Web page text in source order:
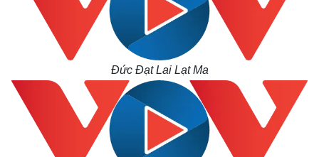
Cuộc sống đó đây
Ảnh
E-Magazine
Infographic
Đức Đạt Lai Lạt Ma